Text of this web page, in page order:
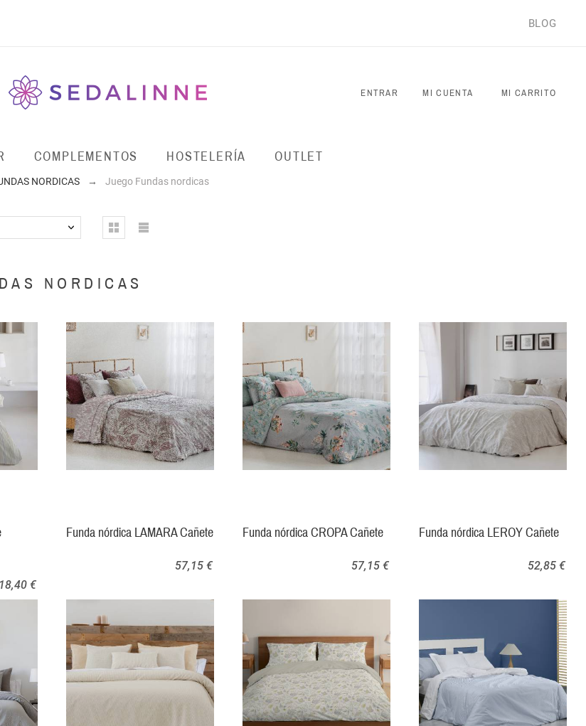
BLOG
ENTRAR MI CUENTA MI CARRITO
COMPLEMENTOS HOSTELERÍA OUTLET
NORDICAS Juego Fundas nordicas
NORDICAS
18,40 €
Funda nórdica LAMARA Cañete
57,15 €
Funda nórdica CROPA Cañete
57,15 €
Funda nórdica LEROY Cañete
52,85 €